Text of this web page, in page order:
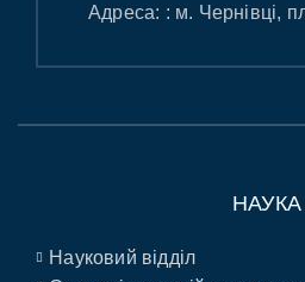
Адреса: : м. Чернівці,
НАУКА
Науковий відділ